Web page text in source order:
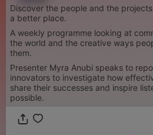
Discover the people and the
a better place.
A weekly programme looking at
the world and the creative ways
them.
Presenter Myra Anubi speaks to
innovators to investigate how
share their successes and inspire
possible.